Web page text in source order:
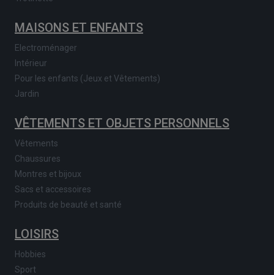
MAISONS ET ENFANTS
Electroménager
Intérieur
Pour les enfants (Jeux et Vêtements)
Jardin
VÊTEMENTS ET OBJETS PERSONNELS
Vêtements
Chaussures
Montres et bijoux
Sacs et accessoires
Produits de beauté et santé
LOISIRS
Hobbies
Sport